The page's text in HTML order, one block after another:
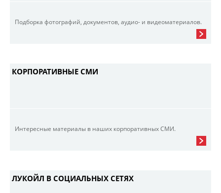
Подборка фотографий, документов, аудио- и видеоматериалов.
КОРПОРАТИВНЫЕ СМИ
Интересные материалы в наших корпоративных СМИ.
ЛУКОЙЛ В СОЦИАЛЬНЫХ СЕТЯХ